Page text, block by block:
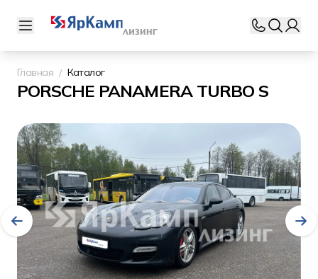
Главная Каталог
PORSCHE PANAMERA TURBO S